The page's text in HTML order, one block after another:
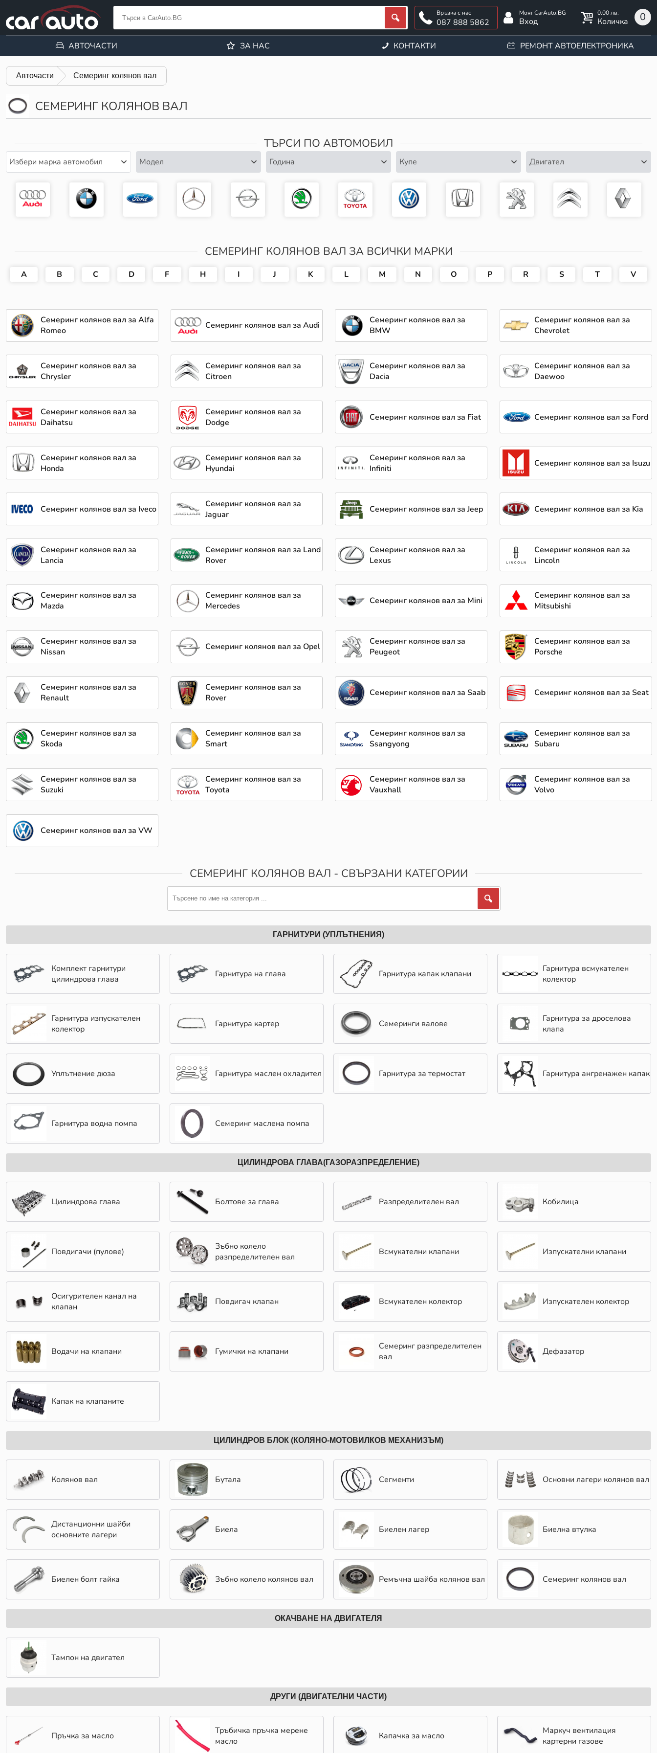
087 888 5862 Вход
0.00 лв. 0
Количка
АВТОЧАСТИ ЗА НАС КОНТАКТИ РЕМОНТ АВТОЕЛЕКТРОНИКА
Авточасти Семеринг колянов вал
СЕМЕРИНГ КОЛЯНОВ ВАЛ
ТЪРСИ ПО АВТОМОБИЛ
Избери марка автомобил Модел Година Купе Двигател
СЕМЕРИНГ КОЛЯНОВ ВАЛ ЗА ВСИЧКИ МАРКИ
A B C D F H I J K L M N O P R S T V
Семеринг колянов вал за Alfa
Romeo
Семеринг колянов вал за Audi
Семеринг колянов вал за
BMW
Семеринг колянов вал за
Chevrolet
Семеринг колянов вал за
Chrysler
Семеринг колянов вал за
Citroen
Семеринг колянов вал за
Dacia
Семеринг колянов вал за
Daewoo
Семеринг колянов вал за
Daihatsu
Семеринг колянов вал за
Dodge
Семеринг колянов вал за Fiat Семеринг колянов вал за Ford
Семеринг колянов вал за
Honda
Семеринг колянов вал за
Hyundai
Семеринг колянов вал за
Infiniti
Семеринг колянов вал за Isuzu
Семеринг колянов вал за Iveco
Семеринг колянов вал за
Jaguar
Семеринг колянов вал за Jeep Семеринг колянов вал за Kia
Семеринг колянов вал за
Lancia
Семеринг колянов вал за Land
Rover
Семеринг колянов вал за
Lexus
Семеринг колянов вал за
Lincoln
Семеринг колянов вал за
Mazda
Семеринг колянов вал за
Mercedes
Семеринг колянов вал за Mini
Семеринг колянов вал за
Mitsubishi
Семеринг колянов вал за
Nissan
Семеринг колянов вал за Opel
Семеринг колянов вал за
Peugeot
Семеринг колянов вал за
Porsche
Семеринг колянов вал за
Renault
Семеринг колянов вал за
Rover
Семеринг колянов вал за Saab Семеринг колянов вал за Seat
Семеринг колянов вал за
Skoda
Семеринг колянов вал за
Smart
Семеринг колянов вал за
Ssangyong
Семеринг колянов вал за
Subaru
Семеринг колянов вал за
Suzuki
Семеринг колянов вал за
Toyota
Семеринг колянов вал за
Vauxhall
Семеринг колянов вал за
Volvo
Семеринг колянов вал за VW
СЕМЕРИНГ КОЛЯНОВ ВАЛ - СВЪРЗАНИ КАТЕГОРИИ
ГАРНИТУРИ (УПЛЪТНЕНИЯ)
Комплект гарнитури
цилиндрова глава
Гарнитура на глава Гарнитура капак клапани
Гарнитура всмукателен
колектор
Гарнитура изпускателен
колектор
Гарнитура картер Семеринги валове
Гарнитура за дроселова
клапа
Уплътнение дюза Гарнитура маслен охладител Гарнитура за термостат Гарнитура ангренажен капак
Гарнитура водна помпа Семеринг маслена помпа
ЦИЛИНДРОВА ГЛАВА(ГАЗОРАЗПРЕДЕЛЕНИЕ)
Цилиндрова глава Болтове за глава Разпределителен вал Кобилица
Повдигачи (пулове)
Зъбно колело
разпределителен вал
Всмукателни клапани Изпускателни клапани
Осигурителен канал на
клапан
Повдигач клапан Всмукателен колектор Изпускателен колектор
Водачи на клапани Гумички на клапани
Семеринг разпределителен
вал
Дефазатор
Капак на клапаните
ЦИЛИНДРОВ БЛОК (КОЛЯНО-МОТОВИЛКОВ МЕХАНИЗЪМ)
Колянов вал Бутала Сегменти Основни лагери колянов вал
Дистанционни шайби
основните лагери
Биела Биелен лагер Биелна втулка
Биелен болт гайка Зъбно колело колянов вал Ремъчна шайба колянов вал Семеринг колянов вал
ОКАЧВАНЕ НА ДВИГАТЕЛЯ
Тампон на двигател
ДРУГИ (ДВИГАТЕЛНИ ЧАСТИ)
Пръчка за масло
Тръбичка пръчка мерене
масло
Капачка за масло
Mаркуч вентилация
картерни газове